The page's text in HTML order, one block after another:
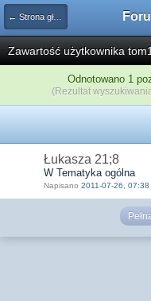
← Strona główna
Zawartość użytkownika
Odnotowano 1
(Rezultat
Łukasza 21;8
W Tematyka ogólna
Napisano 2011-07-26, 07:38